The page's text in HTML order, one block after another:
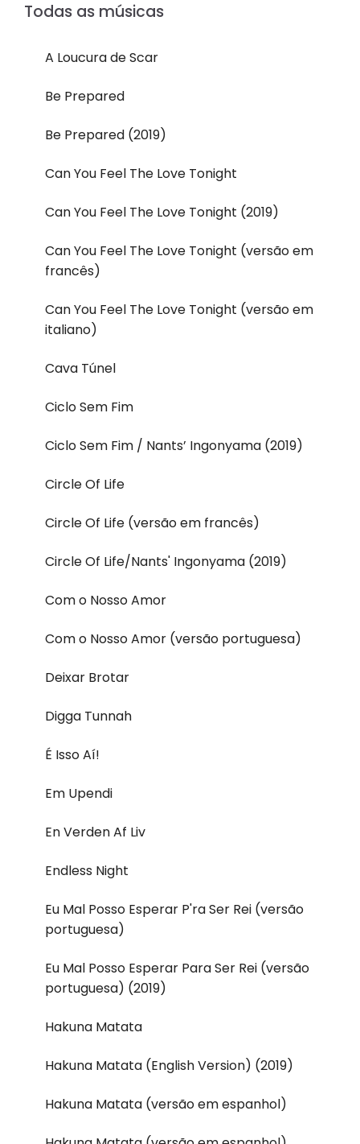
Todas as músicas
A Loucura de Scar
Be Prepared
Be Prepared (2019)
Can You Feel The Love Tonight
Can You Feel The Love Tonight (2019)
Can You Feel The Love Tonight (versão em
francês)
Can You Feel The Love Tonight (versão em
italiano)
Cava Túnel
Ciclo Sem Fim
Ciclo Sem Fim / Nants’ Ingonyama (2019)
Circle Of Life
Circle Of Life (versão em francês)
Circle Of Life/Nants' Ingonyama (2019)
Com o Nosso Amor
Com o Nosso Amor (versão portuguesa)
Deixar Brotar
Digga Tunnah
É Isso Aí!
Em Upendi
En Verden Af Liv
Endless Night
Eu Mal Posso Esperar P'ra Ser Rei (versão
portuguesa)
Eu Mal Posso Esperar Para Ser Rei (versão
portuguesa) (2019)
Hakuna Matata
Hakuna Matata (English Version) (2019)
Hakuna Matata (versão em espanhol)